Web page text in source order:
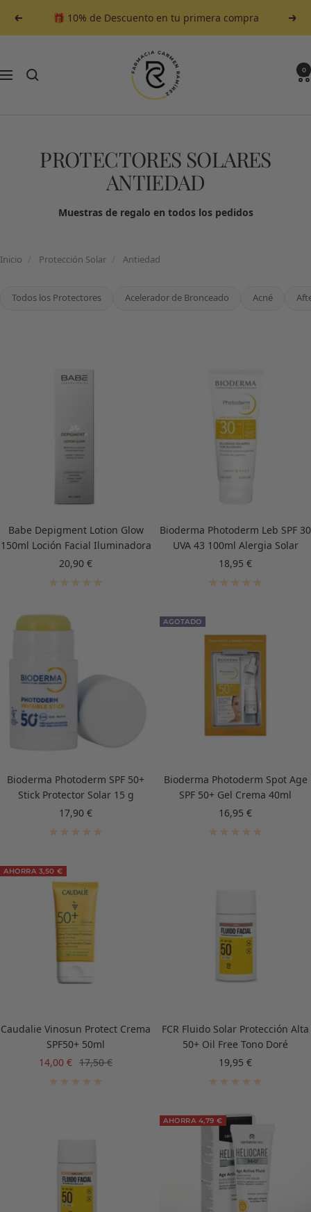
contenido
Anterior 🎁 10% de Descuento en tu primera compra
Navegación
Farmacia
Carmen
Ramirez
0
PROTECTORES SOLARES
ANTIEDAD
Muestras de regalo en todos los pedidos
Inicio Protección Solar Antiedad
Todos los Protectores Acelerador de Bronceado Acné
Babe Depigment Lotion Glow
150ml Loción Facial Iluminadora
Precio
de
20,90 €
Bioderma Photoderm Leb SPF 30
UVA 43 100ml Alergia Solar
Precio
de
18,95 €
Bioderma Photoderm SPF 50+
Stick Protector Solar 15 g
Precio
de
17,90 €
AGOTADO
Bioderma Photoderm Spot Age
SPF 50+ Gel Crema 40ml
Precio
de
16,95 €
AHORRA 3,50 €
Caudalie Vinosun Protect Crema
SPF50+ 50ml
Precio
14,00 € Precio
normal
17,50 €
FCR Fluido Solar Protección Alta
50+ Oil Free Tono Doré
Precio
de
19,95 €
AHORRA 4,79 €